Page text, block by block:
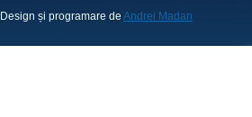
Design și programare de Andrei Madan